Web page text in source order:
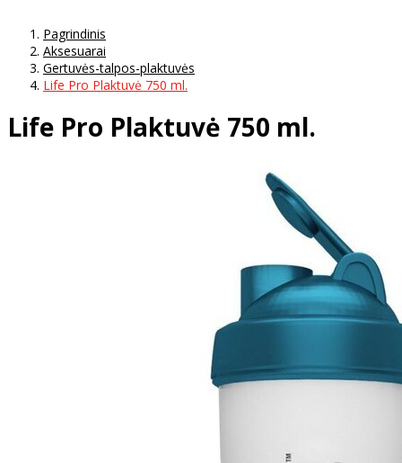
Pagrindinis
Aksesuarai
Gertuvės-talpos-plaktuvės
Life Pro Plaktuvė 750 ml.
Life Pro Plaktuvė 750 ml.